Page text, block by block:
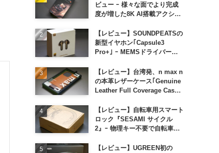
ビュー ｰ 様々な面でより完成
度が増した8K AI搭載アクショ
【レビュー】SOUNDPEATSの
新型イヤホン｢Capsule3
Pro+｣ ｰ MEMSドライバー搭
【レビュー】台湾発、n max n
の本革レザーケース｢Genuine
Leather Full Coverage Case
【レビュー】自転車用スマート
ロック『SESAMI サイクル
2』ｰ 物理キー不要で自転車の
【レビュー】UGREEN初の